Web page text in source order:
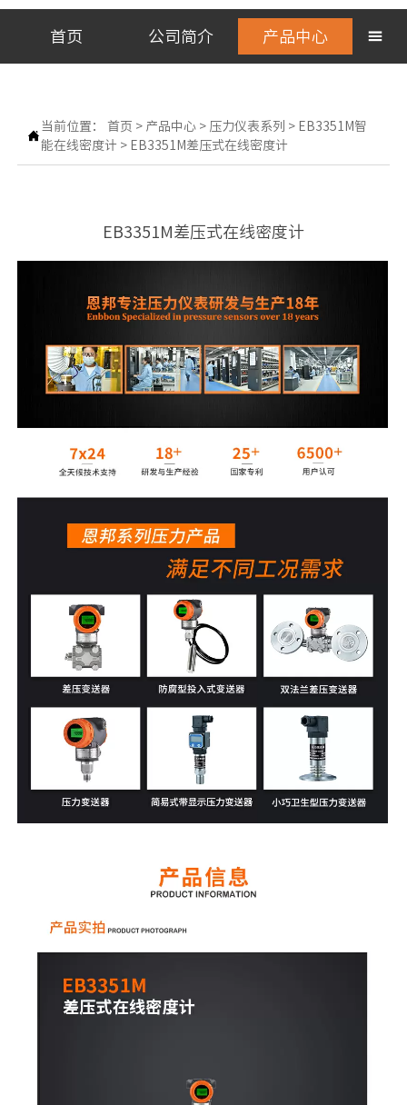
首页 公司简介 产品中心 

当前位置： 首页 > 产品中心> 压力仪表系列 > EB3351M智
能在线密度计 > EB3351M差压式在线密度计
EB3351M差压式在线密度计